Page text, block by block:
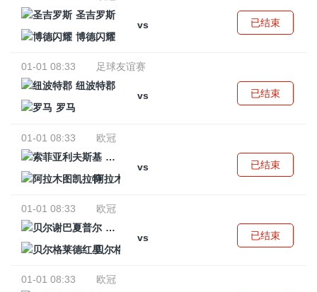
圣吉罗斯
vs
博德闪耀
已结束
01-01 08:33
足球友谊赛
纽波特郡
vs
罗马
已结束
01-01 08:33
欧冠
索菲亚利夫斯基
vs
阿拉木图凯拉特
已结束
01-01 08:33
欧冠
贝尔谢巴夏普尔
vs
贝尔格莱德红星
已结束
01-01 08:33
欧冠